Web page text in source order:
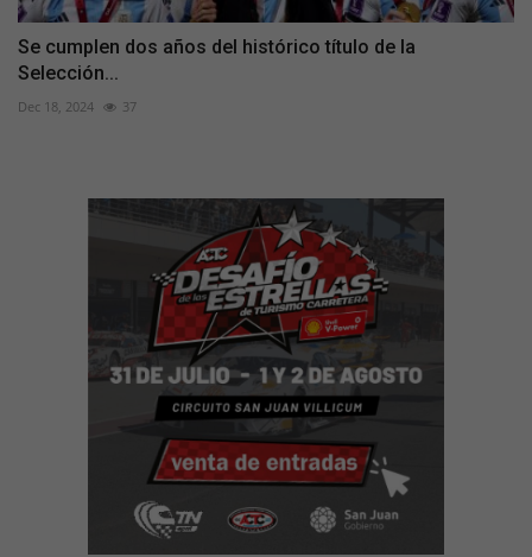
Se cumplen dos años del histórico título de la
Selección...
Dec 18, 2024 37